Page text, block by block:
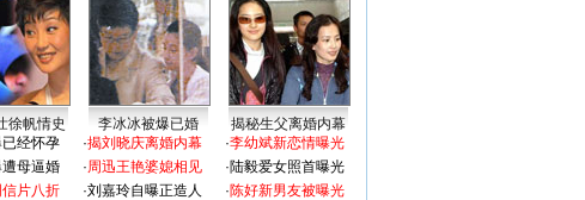
徐帆情史 李冰冰被爆已婚
揭秘生父离婚内幕
经怀孕
母逼婚
片八折
·揭刘晓庆离婚内幕
·周迅王艳婆媳相见
·刘嘉玲自曝正造人
·李幼斌新恋情曝光
·陆毅爱女照首曝光
·陈好新男友被曝光